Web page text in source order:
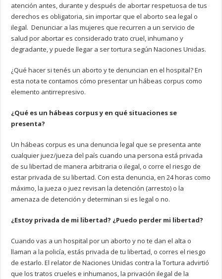
atención antes, durante y después de abortar respetuosa de tus
derechos es obligatoria, sin importar que el aborto sea legal o
ilegal. Denunciar a las mujeres que recurren a un servicio de
salud por abortar es considerado trato cruel, inhumano y
degradante, y puede llegar a ser tortura según Naciones Unidas.
¿Qué hacer si tenés un aborto y te denuncian en el hospital? En
esta nota te contamos cómo presentar un hábeas corpus como
elemento antirrepresivo.
¿Qué es un hábeas corpus y en qué situaciones se
presenta?
Un hábeas corpus es una denuncia legal que se presenta ante
cualquier juez/jueza del país cuando una persona está privada
de su libertad de manera arbitraria o ilegal, o corre el riesgo de
estar privada de su libertad. Con esta denuncia, en 24 horas como
máximo, la jueza o juez revisan la detención (arresto) o la
amenaza de detención y determinan si es legal o no.
¿Estoy privada de mi libertad? ¿Puedo perder mi libertad?
Cuando vas a un hospital por un aborto y no te dan el alta o
llaman a la policía, estás privada de tu libertad, o corres el riesgo
de estarlo. El relator de Naciones Unidas contra la Tortura advirtió
que los tratos crueles e inhumanos, la privación ilegal de la